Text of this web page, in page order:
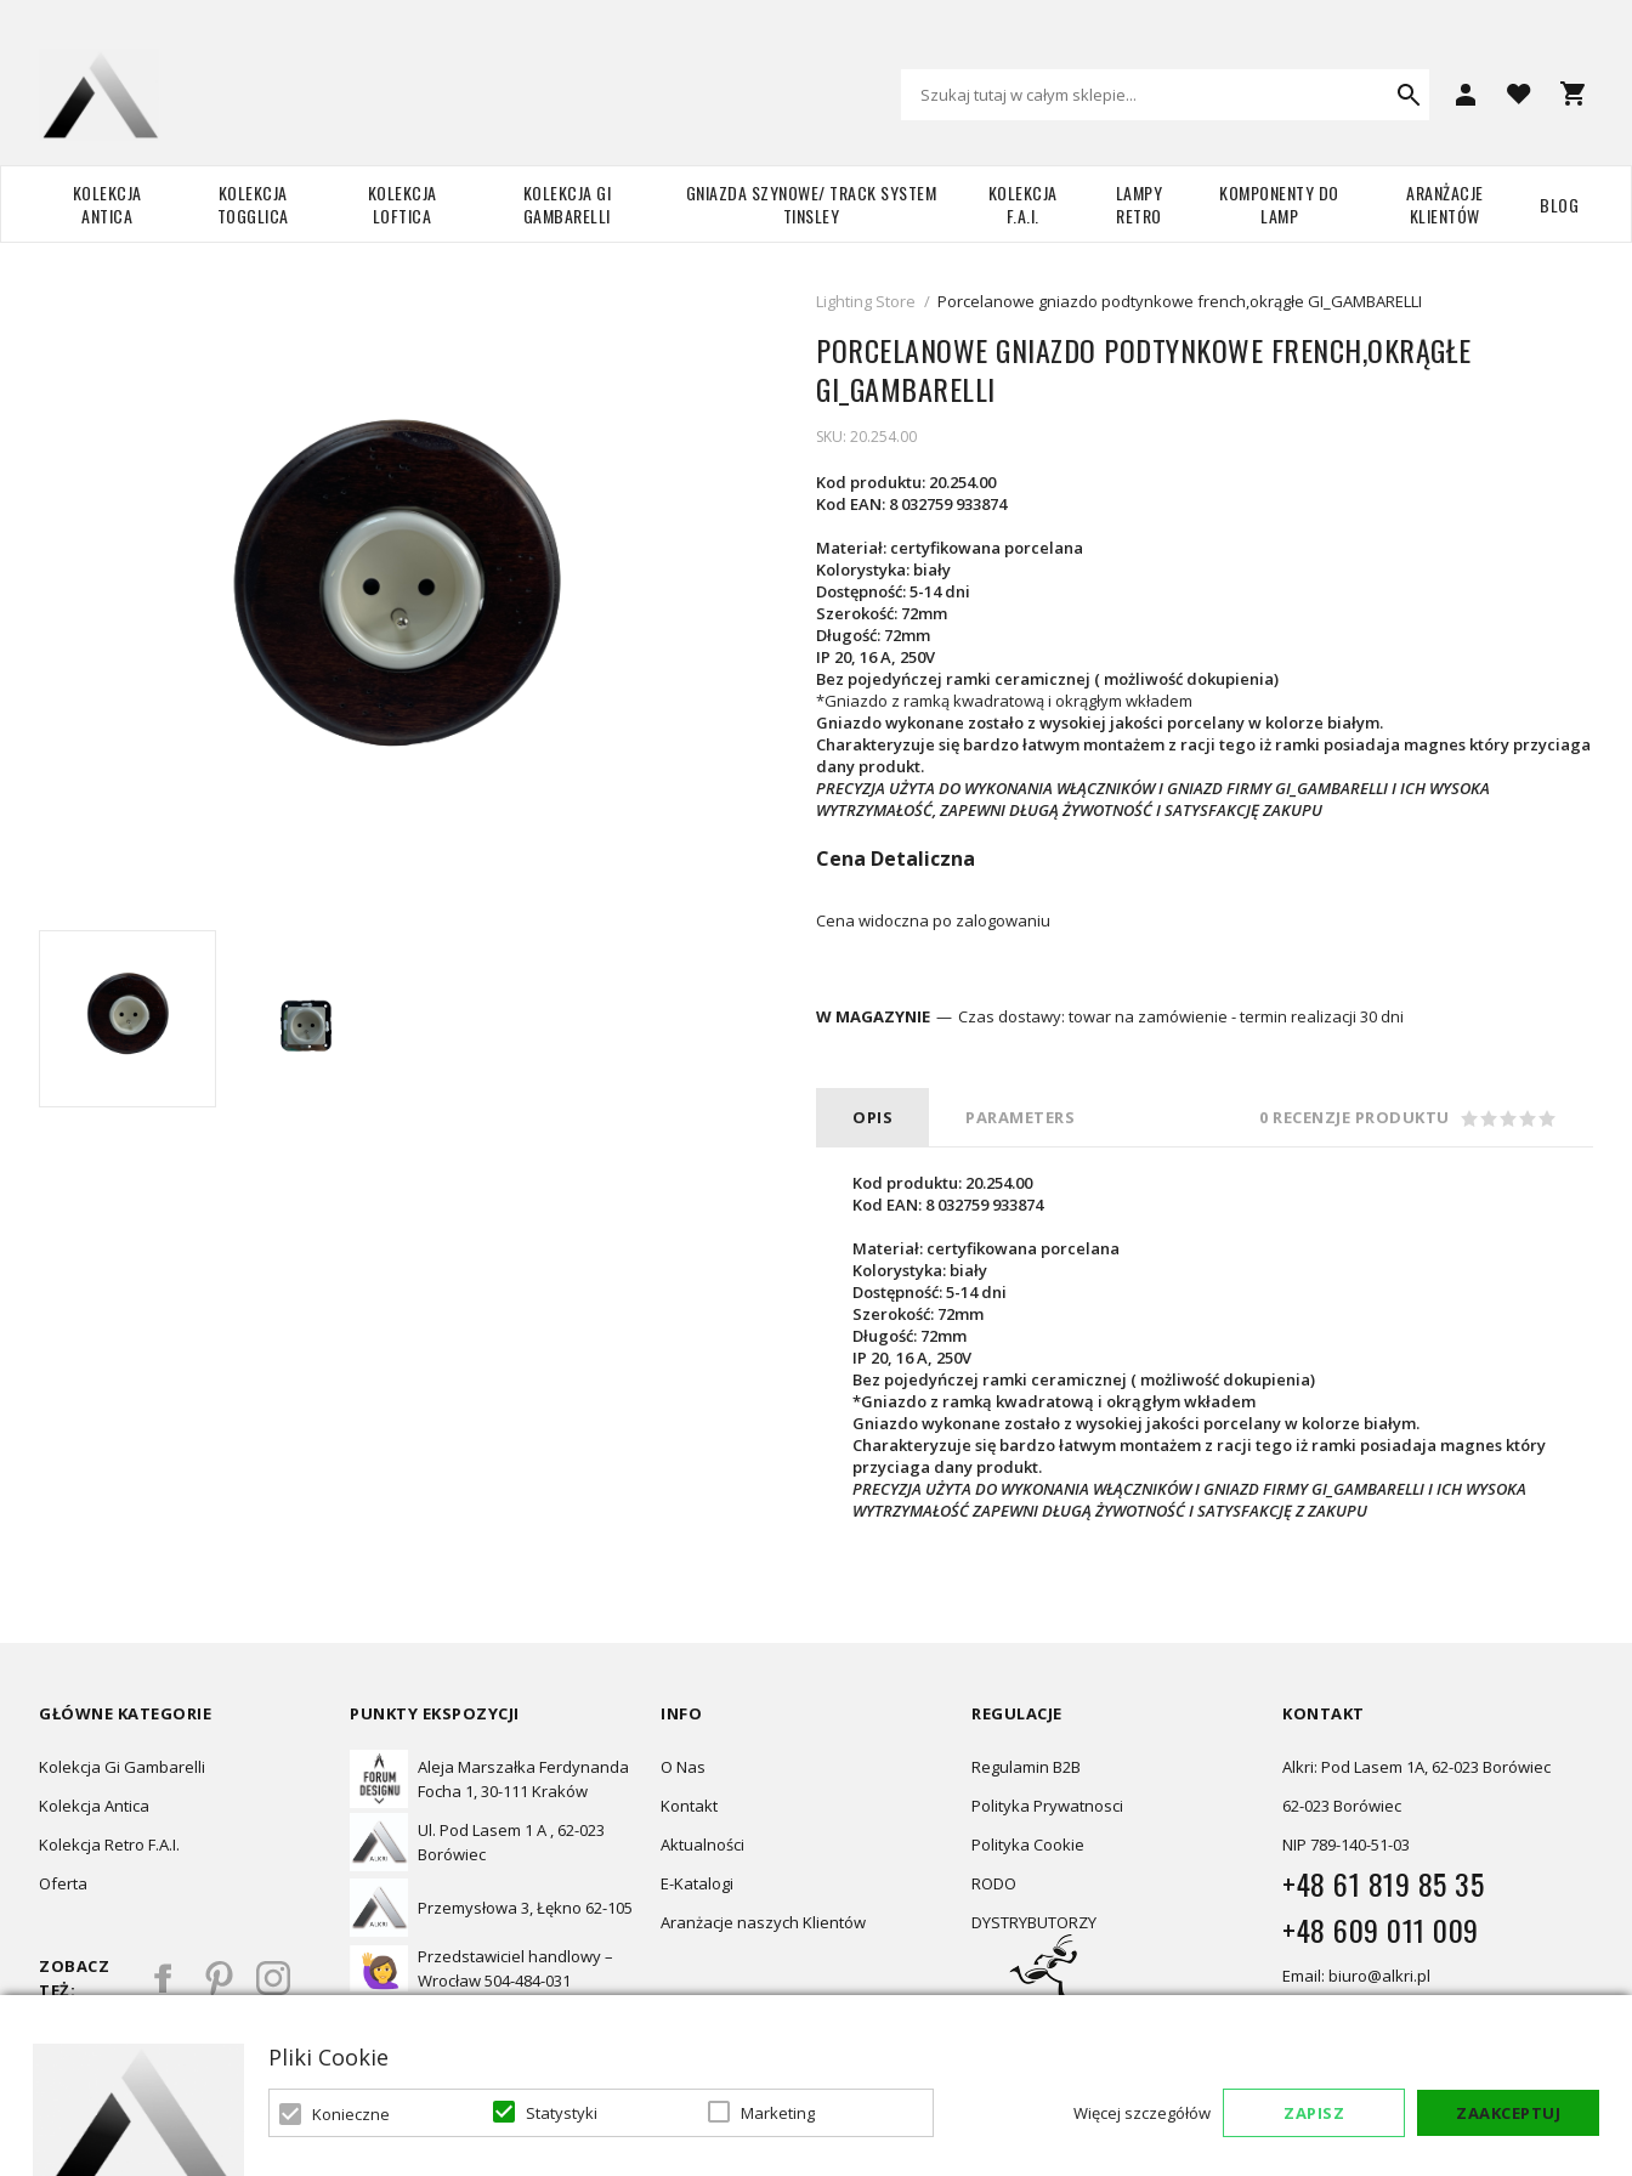
KOLEKCJA
ANTICA
KOLEKCJA
TOGGLICA
KOLEKCJA
LOFTICA
KOLEKCJA GI
GAMBARELLI
GNIAZDA SZYNOWE/ TRACK SYSTEM
TINSLEY
KOLEKCJA
F.A.I.
LAMPY
RETRO
KOMPONENTY DO
LAMP
ARANŻACJE
KLIENTÓW
BLOG
Lighting Store / Porcelanowe gniazdo podtynkowe french,okrągłe GI_GAMBARELLI
PORCELANOWE GNIAZDO PODTYNKOWE FRENCH,OKRĄGŁE
GI_GAMBARELLI
SKU: 20.254.00
Kod produktu: 20.254.00
Kod EAN: 8 032759 933874
Materiał: certyfikowana porcelana
Kolorystyka: biały
Dostępność: 5-14 dni
Szerokość: 72mm
Długość: 72mm
IP 20, 16 A, 250V
Bez pojedyńczej ramki ceramicznej ( możliwość dokupienia)
*Gniazdo z ramką kwadratową i okrągłym wkładem
Gniazdo wykonane zostało z wysokiej jakości porcelany w kolorze białym.
Charakteryzuje się bardzo łatwym montażem z racji tego iż ramki posiadaja magnes który przyciaga
dany produkt.
PRECYZJA UŻYTA DO WYKONANIA WŁĄCZNIKÓW I GNIAZD FIRMY GI_GAMBARELLI I ICH WYSOKA
WYTRZYMAŁOŚĆ, ZAPEWNI DŁUGĄ ŻYWOTNOŚĆ I SATYSFAKCJĘ ZAKUPU
Cena Detaliczna
Cena widoczna po zalogowaniu
W MAGAZYNIE Czas dostawy: towar na zamówienie - termin realizacji 30 dni
OPIS PARAMETERS 0 RECENZJE PRODUKTU
Kod produktu: 20.254.00
Kod EAN: 8 032759 933874
Materiał: certyfikowana porcelana
Kolorystyka: biały
Dostępność: 5-14 dni
Szerokość: 72mm
Długość: 72mm
IP 20, 16 A, 250V
Bez pojedyńczej ramki ceramicznej ( możliwość dokupienia)
*Gniazdo z ramką kwadratową i okrągłym wkładem
Gniazdo wykonane zostało z wysokiej jakości porcelany w kolorze białym.
Charakteryzuje się bardzo łatwym montażem z racji tego iż ramki posiadaja magnes który
przyciaga dany produkt.
PRECYZJA UŻYTA DO WYKONANIA WŁĄCZNIKÓW I GNIAZD FIRMY GI_GAMBARELLI I ICH WYSOKA
WYTRZYMAŁOŚĆ ZAPEWNI DŁUGĄ ŻYWOTNOŚĆ I SATYSFAKCJĘ Z ZAKUPU
GŁÓWNE KATEGORIE
Kolekcja Gi Gambarelli
Kolekcja Antica
Kolekcja Retro F.A.I.
Oferta
ZOBACZ
TEŻ:
PUNKTY EKSPOZYCJI
Aleja Marszałka Ferdynanda
Focha 1, 30-111 Kraków
Ul. Pod Lasem 1 A , 62-023
Borówiec
Przemysłowa 3, Łękno 62-105
Przedstawiciel handlowy –
Wrocław 504-484-031
INFO
O Nas
Kontakt
Aktualności
E-Katalogi
Aranżacje naszych Klientów
REGULACJE
Regulamin B2B
Polityka Prywatnosci
Polityka Cookie
RODO
DYSTRYBUTORZY
KONTAKT
Alkri: Pod Lasem 1A, 62-023 Borówiec
62-023 Borówiec
NIP 789-140-51-03
+48 61 819 85 35
+48 609 011 009
Email: biuro@alkri.pl
Oferta skierowana dla firm, w przypadku zakupów detalicznych zapraszamy do sklepu Oświetlenie marzeń
Pliki Cookie
Konieczne Statystyki Marketing Więcej szczegółów ZAPISZ ZAAKCEPTUJ